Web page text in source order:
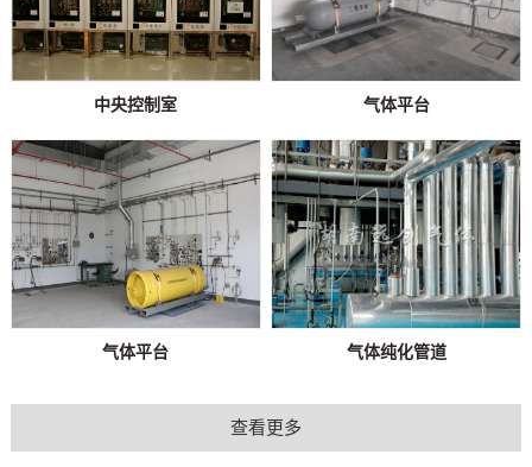
中央控制室 气体平台
气体平台 气体纯化管道
查看更多